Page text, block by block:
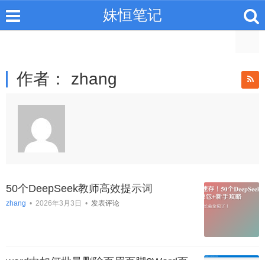
妹恒笔记
作者： zhang
50个DeepSeek教师高效提示词
zhang • 2026年3月3日 • 发表评论